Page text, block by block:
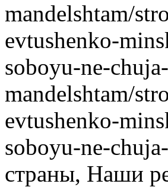
mandelshtam/
evtushenko-
soboyu-ne-
mandelshtam/
evtushenko-
soboyu-ne-
страны, Наши